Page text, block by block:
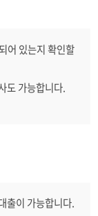
어 있는지 확인할
도 가능합니다.
출이 가능합니다.